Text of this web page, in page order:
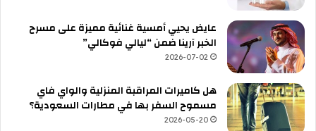
عايض يحيي أمسية غنائية مميزة على مسرح
الخبر آرينا ضمن “ليالي فوكالي”
2026-07-02
هل كاميرات المراقبة المنزلية والواي فاي
مسموح السفر بها في مطارات السعودية؟
2026-05-20